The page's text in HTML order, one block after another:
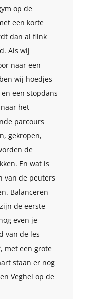
op de
een korte
dan al flink
Als wij
naar een
wij hoedjes
een stopdans
het
parcours
gekropen,
de
En wat is
van de peuters
Balanceren
de eerste
even je
van de les
met een grote
staan er nog
Veghel op de